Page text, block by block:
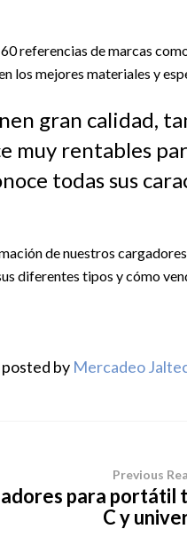
referencias de marcas
los mejores materiales y
gran calidad,
muy rentables
todas sus
de nuestros
diferentes tipos y cómo
by Mercadeo
Previous
para portátil
C y